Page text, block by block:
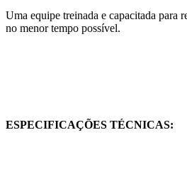
Uma equipe treinada e capacitada para
no menor tempo possível.
ESPECIFICAÇÕES TÉCNICAS: